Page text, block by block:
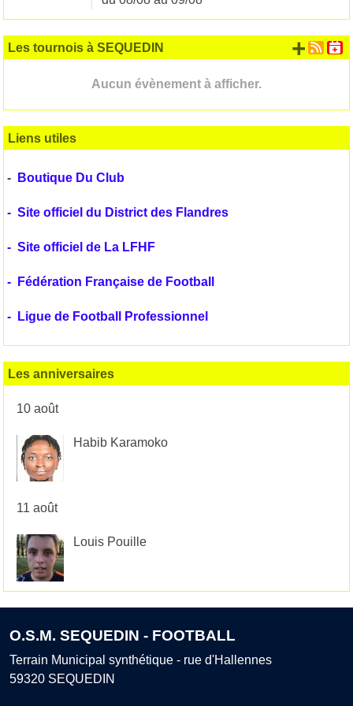
Les tournois à SEQUEDIN
Aucun évènement à afficher.
+
Liens utiles
- Boutique Du Club
- Site officiel du District des Flandres
- Site officiel de La LFHF
- Fédération Française de Football
- Ligue de Football Professionnel
Les anniversaires
10 août
Habib Karamoko
11 août
Louis Pouille
O.S.M. SEQUEDIN - FOOTBALL
Terrain Municipal synthétique - rue d'Hallennes
59320 SEQUEDIN